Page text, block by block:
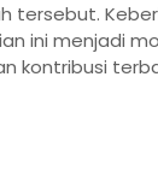
tersebut.
ini menjadi
kontribusi